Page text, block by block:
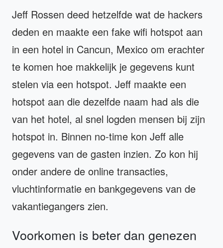
Jeff Rossen deed hetzelfde wat de hackers
deden en maakte een fake wifi hotspot aan
in een hotel in Cancun, Mexico om erachter
te komen hoe makkelijk je gegevens kunt
stelen via een hotspot. Jeff maakte een
hotspot aan die dezelfde naam had als die
van het hotel, al snel logden mensen bij zijn
hotspot in. Binnen no-time kon Jeff alle
gegevens van de gasten inzien. Zo kon hij
onder andere de online transacties,
vluchtinformatie en bankgegevens van de
vakantiegangers zien.
Voorkomen is beter dan genezen